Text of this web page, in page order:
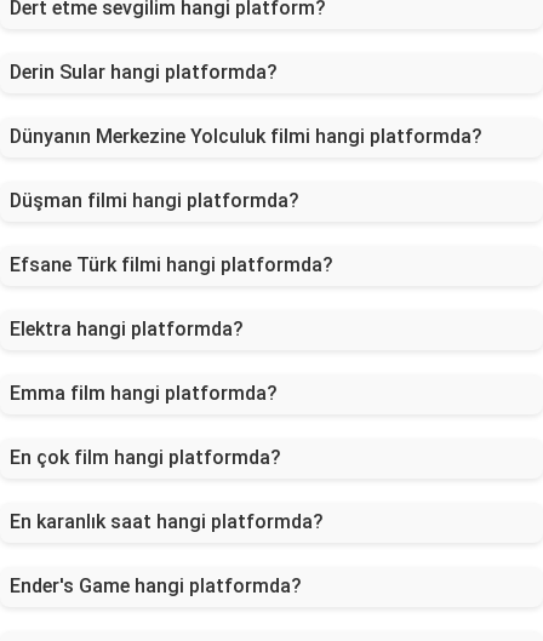
Dert etme sevgilim hangi platform?
Derin Sular hangi platformda?
Dünyanın Merkezine Yolculuk filmi hangi platformda?
Düşman filmi hangi platformda?
Efsane Türk filmi hangi platformda?
Elektra hangi platformda?
Emma film hangi platformda?
En çok film hangi platformda?
En karanlık saat hangi platformda?
Ender's Game hangi platformda?